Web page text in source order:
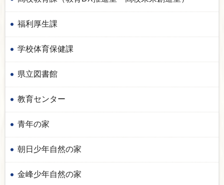
福利厚生課
学校体育保健課
県立図書館
教育センター
青年の家
朝日少年自然の家
金峰少年自然の家